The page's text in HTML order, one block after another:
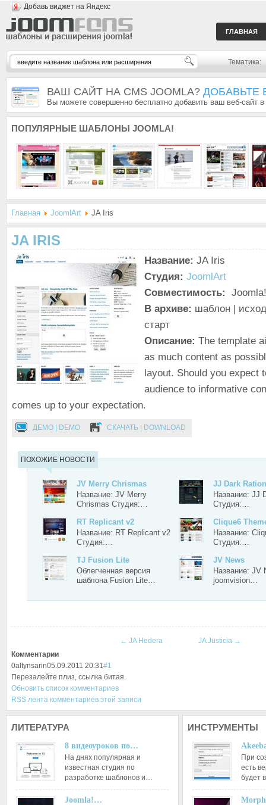
Добавь виджет на Яндекс
ГЛАВНАЯ
Тематика:
ВАШ САЙТ НА CMS JOOMLA? ДОБАВЬТЕ
Вы можете совершенно бесплатно добавить ваш веб-сайт
ПОПУЛЯРНЫЕ ШАБЛОНЫ JOOMLA!
Главная JoomlArt JA Iris
JA IRIS
Название: JA Iris
Студия: JoomlArt
Совместимость:
В архиве: шаблон |
старт
Описание: The template
as much content as
layout. Should you expect
audience to informative
comes up to your expectation.
ДЕМО | DEMO СКАЧАТЬ | DOWNLOAD
ПОХОЖИЕ НОВОСТИ
JV Merry Chrismas
Название: JV Merry
Chrismas Студия:…
JJ Dark
Название: JJ
Студия:…
RT Replicant v2
Название: RT Replicant v2
Студия:…
Clique6
Название:
Студия:…
TJ Fusion Lite
Облегченная версия
шаблона Fusion Lite…
JV News
Название: JV
joomvision…
← JA Hedera JA Justicia →
Комментарии
0altynsarin05.09.2011 20:31#1
Перезалейте плиз, ссылка битая.
Обновить список комментариев
RSS лента комментариев этой записи
ЛИТЕРАТУРА
8 видеоуроков по…
На днях популярная и
известная студия по
разработке шаблонов и…
Joomla!…
ИНСТРУМЕНТЫ
При
есть
будет